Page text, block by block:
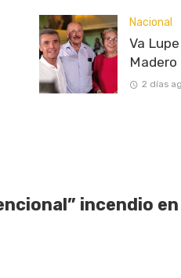
Nacional
Va
Madero
2 días
incendio